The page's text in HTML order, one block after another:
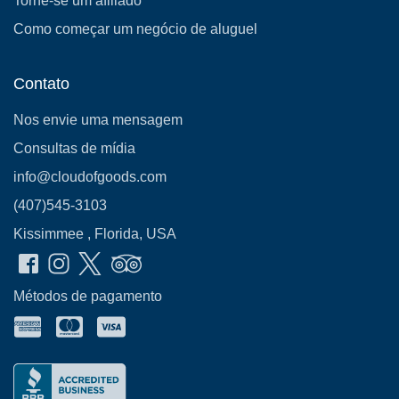
Como começar um negócio de aluguel
Contato
Nos envie uma mensagem
Consultas de mídia
info@cloudofgoods.com
(407)545-3103
Kissimmee , Florida, USA
Métodos de pagamento